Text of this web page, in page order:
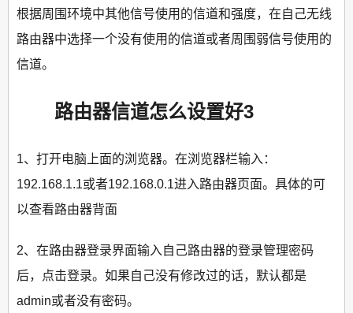
根据周围环境中其他信号使用的信道和强度，在自己无线
路由器中选择一个没有使用的信道或者周围弱信号使用的
信道。
路由器信道怎么设置好3
1、打开电脑上面的浏览器。在浏览器栏输入：
192.168.1.1或者192.168.0.1进入路由器页面。具体的可
以查看路由器背面
2、在路由器登录界面输入自己路由器的登录管理密码
后，点击登录。如果自己没有修改过的话，默认都是
admin或者没有密码。